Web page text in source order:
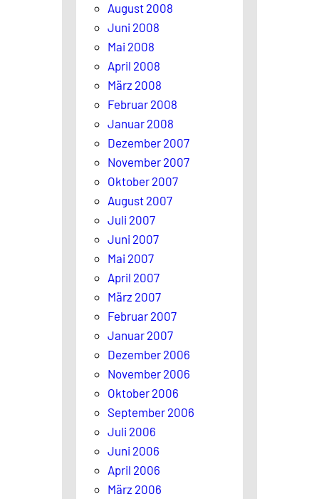
August 2008
Juni 2008
Mai 2008
April 2008
März 2008
Februar 2008
Januar 2008
Dezember 2007
November 2007
Oktober 2007
August 2007
Juli 2007
Juni 2007
Mai 2007
April 2007
März 2007
Februar 2007
Januar 2007
Dezember 2006
November 2006
Oktober 2006
September 2006
Juli 2006
Juni 2006
April 2006
März 2006